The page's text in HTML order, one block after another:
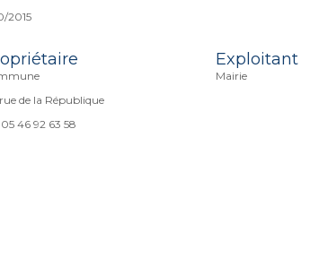
2015
de la République
05 46 92 63 58
Exploitant
Mairie